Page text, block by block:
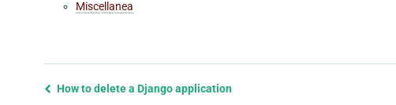
Miscellanea
Previous
How to delete a Django application